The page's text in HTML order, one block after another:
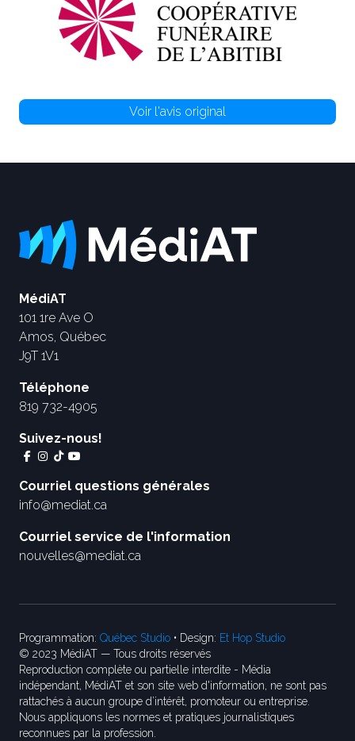
Voir l'avis original
MédiAT
101 1re Ave O
Amos, Québec
J9T 1V1
Téléphone
819 732-4905
Suivez-nous!
Courriel questions générales
info@mediat.ca
Courriel service de l'information
nouvelles@mediat.ca
Programmation: Québec Studio • Design: Et Hop Studio
© 2023 MédiAT — Tous droits réservés
Reproduction complète ou partielle interdite - Média
indépendant, MédiAT et son site web d'information, ne sont pas
rattachés à aucun groupe d’intérêt, promoteur ou entreprise.
Nous appliquons les normes et pratiques journalistiques
reconnues par la profession.